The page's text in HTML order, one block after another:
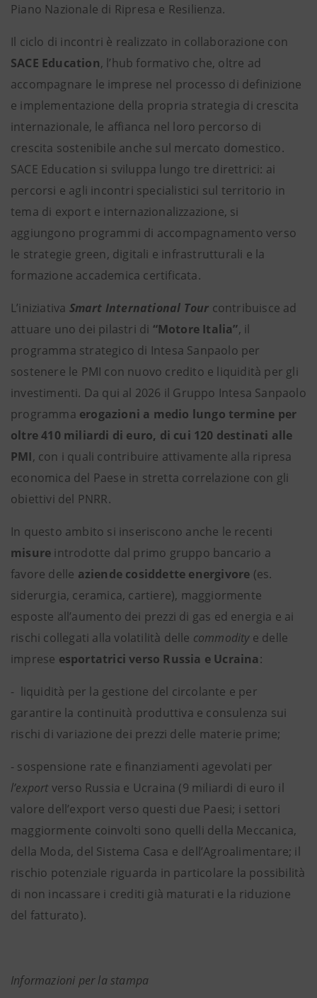
Piano Nazionale di Ripresa e Resilienza.
Il ciclo di incontri è realizzato in collaborazione con
SACE Education, l’hub formativo che, oltre ad
accompagnare le imprese nel processo di definizione
e implementazione della propria strategia di crescita
internazionale, le affianca nel loro percorso di
crescita sostenibile anche sul mercato domestico.
SACE Education si sviluppa lungo tre direttrici: ai
percorsi e agli incontri specialistici sul territorio in
tema di export e internazionalizzazione, si
aggiungono programmi di accompagnamento verso
le strategie green, digitali e infrastrutturali e la
formazione accademica certificata.
L’iniziativa Smart International Tour contribuisce ad
attuare uno dei pilastri di “Motore Italia”, il
programma strategico di Intesa Sanpaolo per
sostenere le PMI con nuovo credito e liquidità per gli
investimenti. Da qui al 2026 il Gruppo Intesa Sanpaolo
programma erogazioni a medio lungo termine per
oltre 410 miliardi di euro, di cui 120 destinati alle
PMI, con i quali contribuire attivamente alla ripresa
economica del Paese in stretta correlazione con gli
obiettivi del PNRR.
In questo ambito si inseriscono anche le recenti
misure introdotte dal primo gruppo bancario a
favore delle aziende cosiddette energivore (es.
siderurgia, ceramica, cartiere), maggiormente
esposte all’aumento dei prezzi di gas ed energia e ai
rischi collegati alla volatilità delle commoditye delle
imprese esportatrici verso Russia e Ucraina:
- liquidità per la gestione del circolante e per
garantire la continuità produttiva e consulenza sui
rischi di variazione dei prezzi delle materie prime;
- sospensione rate e finanziamenti agevolati per
l’exportverso Russia e Ucraina (9 miliardi di euro il
valore dell’export verso questi due Paesi; i settori
maggiormente coinvolti sono quelli della Meccanica,
della Moda, del Sistema Casa e dell’Agroalimentare; il
rischio potenziale riguarda in particolare la possibilità
di non incassare i crediti già maturati e la riduzione
del fatturato).
Informazioni per la stampa